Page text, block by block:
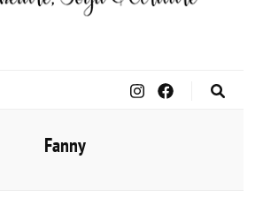
Blossom
Danse
Yoga
Fanny